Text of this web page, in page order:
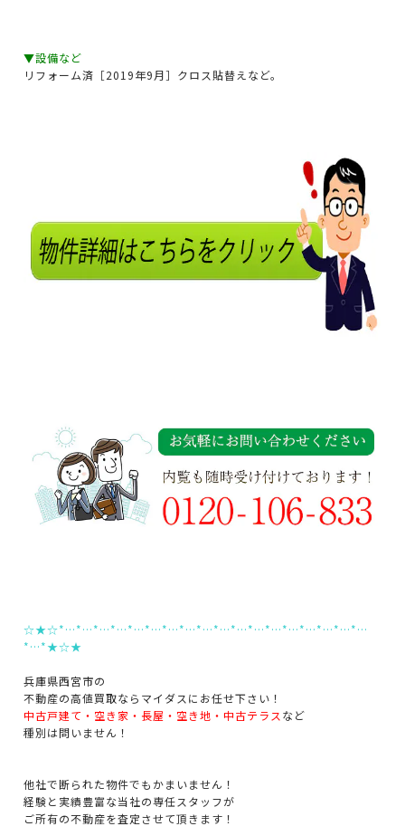
▼設備など
リフォーム済［2019年9月］クロス貼替えなど。
☆★☆*…*…*…*…*…*…*…*…*…*…*…*…*…*…*…*…*…*…
*…*★☆★
兵庫県西宮市の
不動産の高値買取ならマイダスにお任せ下さい！
中古戸建て・空き家・長屋・空き地・中古テラス など
種別は問いません！
他社で断られた物件でもかまいません！
経験と実績豊富な当社の専任スタッフが
ご所有の不動産を査定させて頂きます！